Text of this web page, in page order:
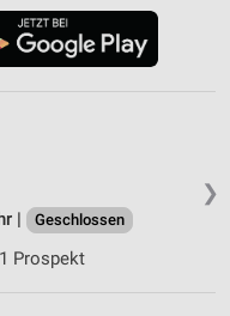
❯
|
Geschlossen
Prospekt